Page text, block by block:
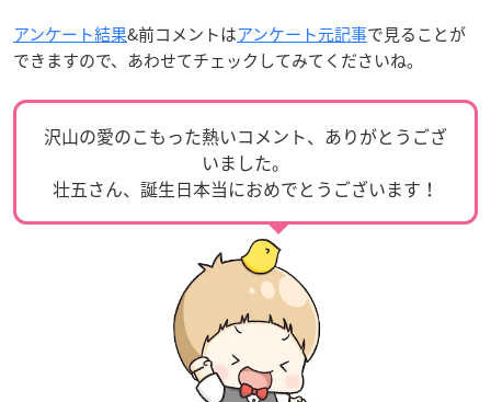
アンケート結果&前コメントはアンケート元記事で見ることが
できますので、あわせてチェックしてみてくださいね。
沢山の愛のこもった熱いコメント、ありがとうござ
いました。
壮五さん、誕生日本当におめでとうございます！